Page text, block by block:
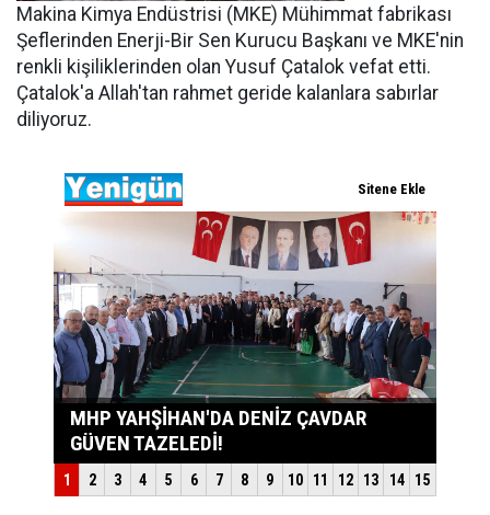
Makina Kimya Endüstrisi (MKE) Mühimmat fabrikası
Şeflerinden Enerji-Bir Sen Kurucu Başkanı ve MKE'nin
renkli kişiliklerinden olan Yusuf Çatalok vefat etti.
Çatalok'a Allah'tan rahmet geride kalanlara sabırlar
diliyoruz.